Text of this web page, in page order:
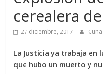
cerealera
27 diciembre, 2017
La Justicia ya trabaja en
que hubo un muerto y